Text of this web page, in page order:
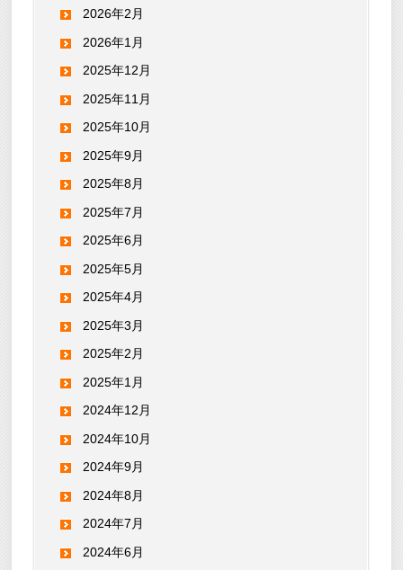
2026年2月
2026年1月
2025年12月
2025年11月
2025年10月
2025年9月
2025年8月
2025年7月
2025年6月
2025年5月
2025年4月
2025年3月
2025年2月
2025年1月
2024年12月
2024年10月
2024年9月
2024年8月
2024年7月
2024年6月